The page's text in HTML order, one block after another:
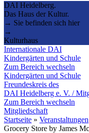
DAI Heidelberg.
Das Haus der Kultur.
→ Sie befinden sich hier
→
Kulturhaus
Internationale DAI
Kindergärten und Schule
Zum Bereich wechseln
Kindergärten und Schule
Freundeskreis des
DAI Heidelberg e. V. /
Zum Bereich wechseln
Mitgliedschaft
Startseite » Veranstaltungen
Grocery Store by James